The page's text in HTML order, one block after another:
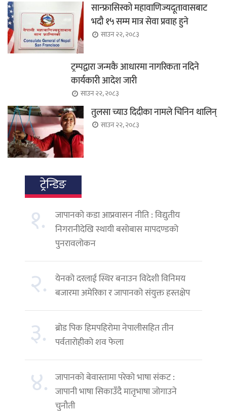
सान्फ्रासिस्को महावाणिज्यदूतावासबाट
भदौ १५ सम्म मात्र सेवा प्रवाह हुने
साउन २२, २०८३
ट्रम्पद्वारा जन्मकै आधारमा नागरिकता नदिने
कार्यकारी आदेश जारी
साउन २२, २०८३
तुलसा च्याउ दिदीका नामले चिनिन थालिन्
साउन २२, २०८३
ट्रेन्डिङ
१.
जापानको कडा आप्रवासन नीति : विद्युतीय
निगरानीदेखि स्थायी बसोबास मापदण्डको
पुनरावलोकन
२. येनको दरलाई स्थिर बनाउन विदेशी विनिमय
बजारमा अमेरिका र जापानको संयुक्त हस्तक्षेप
३.
ब्रोड पिक हिमपहिरोमा नेपालीसहित तीन
पर्वतारोहीको शव फेला
४. जापानको बेवास्तामा परेको भाषा संकट :
जापानी भाषा सिकाउँदै मातृभाषा जोगाउने
चुनौती